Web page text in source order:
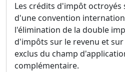
Les crédits d'impôt
d'une convention
l'élimination de la double
d'impôts sur le revenu et
exclus du champ
complémentaire.